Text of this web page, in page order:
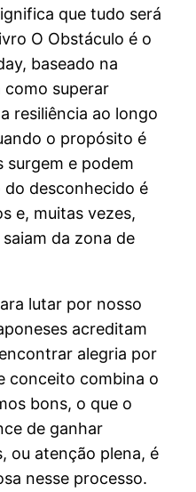
que tudo será
O Obstáculo é o
baseado na
como superar
resiliência ao longo
o propósito é
e podem
desconhecido é
e, muitas vezes,
da zona de
lutar por nosso
acreditam
alegria por
conceito combina o
bons, o que o
de ganhar
ou atenção plena, é
nesse processo.